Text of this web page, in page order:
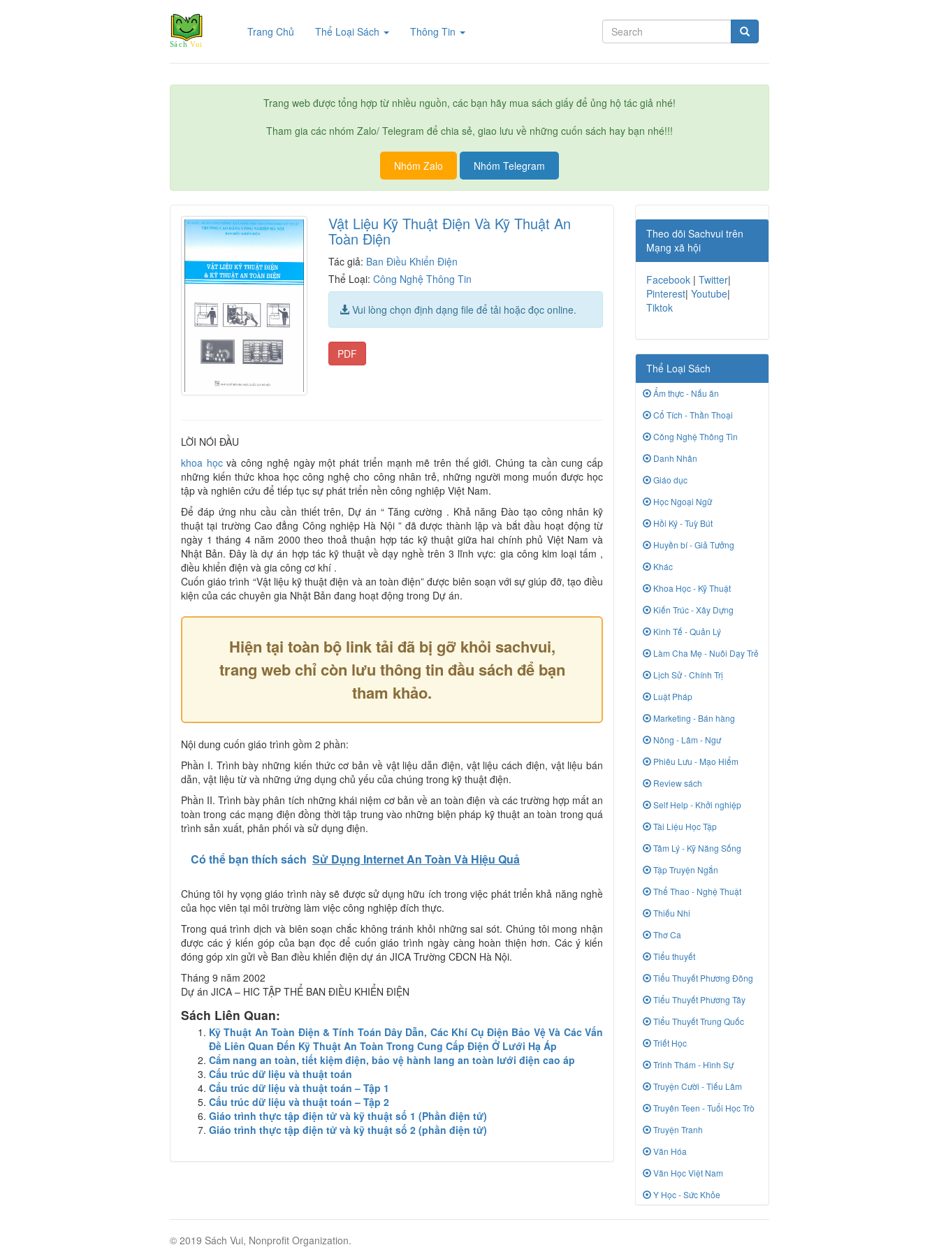
Trang Chủ (current)Thể Loại Sách Thông Tin
Trang web được tổng hợp từ nhiều nguồn, các bạn hãy mua sách giấy để ủng hộ tác giả nhé!
Tham gia các nhóm Zalo/ Telegram để chia sẻ, giao lưu về những cuốn sách hay bạn nhé!!!
Nhóm Zalo Nhóm Telegram
Vật Liệu Kỹ Thuật Điện Và Kỹ Thuật An
Toàn Điện
Tác giả: Ban Điều Khiển Điện
Thể Loại:Công Nghệ Thông Tin
Vui lòng chọn định dạng file để tải hoặc đọc online.
PDF
LỜI NÓI ĐẦU
khoa họcvà công nghệ ngày một phát triển mạnh mẽ trên thế giới. Chúng ta cần cung cấp
những kiến thức khoa học công nghệ cho công nhân trẻ, những người mong muốn được học
tập và nghiên cứu để tiếp tục sự phát triển nền công nghiệp Việt Nam.
Để đáp ứng nhu cầu cần thiết trên, Dự án “ Tăng cường . Khả năng Đào tạo công nhân kỹ
thuật tại trường Cao đẳng Công nghiệp Hà Nội ” đã được thành lập và bắt đầu hoạt động từ
ngày 1 tháng 4 năm 2000 theo thoả thuận hợp tác kỹ thuật giữa hai chính phủ Việt Nam và
Nhật Bản. Đây là dự án hợp tác kỹ thuật về dạy nghề trên 3 lĩnh vực: gia công kim loại tấm ,
điều khiển điện và gia công cơ khí .
Cuốn giáo trình “Vật liệu kỹ thuật điện và an toàn điện” được biên soạn với sự giúp đỡ, tạo điều
kiện của các chuyên gia Nhật Bản đang hoạt động trong Dự án.
Hiện tại toàn bộ link tải đã bị gỡ khỏi sachvui,
trang web chỉ còn lưu thông tin đầu sách để bạn
tham khảo.
Nội dung cuốn giáo trình gồm 2 phần:
Phần I. Trình bày những kiến thức cơ bản về vật liệu dẫn điện, vật liệu cách điện, vật liệu bán
dẫn, vật liệu từ và những ứng dụng chủ yếu của chúng trong kỹ thuật điện.
Phần II. Trình bày phân tích những khái niệm cơ bản về an toàn điện và các trường hợp mất an
toàn trong các mạng điện đồng thời tập trung vào những biện pháp kỹ thuật an toàn trong quá
trình sản xuất, phân phối và sử dụng điện.
Có thể bạn thích sách Sử Dụng Internet An Toàn Và Hiệu Quả
Chúng tôi hy vọng giáo trình này sẽ được sử dụng hữu ích trong việc phát triển khả năng nghề
của học viên tại môi trường làm việc công nghiệp đích thực.
Trong quá trình dịch và biên soạn chắc không tránh khỏi những sai sót. Chúng tôi mong nhận
được các ý kiến góp của bạn đọc để cuốn giáo trình ngày càng hoàn thiện hơn. Các ý kiến
đóng góp xin gửi về Ban điều khiển điện dự án JICA Trường CĐCN Hà Nội.
Tháng 9 năm 2002
Dự án JICA – HIC TẬP THỂ BAN ĐIỀU KHIỂN ĐIỆN
Sách Liên Quan:
Kỹ Thuật An Toàn Điện & Tính Toán Dây Dẫn, Các Khí Cụ Điện Bảo Vệ Và Các Vấn
Đề Liên Quan Đến Kỹ Thuật An Toàn Trong Cung Cấp Điện Ở Lưới Hạ Áp
Cẩm nang an toàn, tiết kiệm điện, bảo vệ hành lang an toàn lưới điện cao áp
Cấu trúc dữ liệu và thuật toán
Cấu trúc dữ liệu và thuật toán – Tập 1
Cấu trúc dữ liệu và thuật toán – Tập 2
Giáo trình thực tập điện tử và kỹ thuật số 1 (Phần điện tử)
Giáo trình thực tập điện tử và kỹ thuật số 2 (phần điện tử)
Theo dõi Sachvui trên
Mạng xã hội
Facebook | Twitter|
Pinterest| Youtube|
Tiktok
Thể Loại Sách
Ẩm thực - Nấu ăn
Cổ Tích - Thần Thoại
Công Nghệ Thông Tin
Danh Nhân
Giáo dục
Học Ngoại Ngữ
Hồi Ký - Tuỳ Bút
Huyền bí - Giả Tưởng
Khác
Khoa Học - Kỹ Thuật
Kiến Trúc - Xây Dựng
Kinh Tế - Quản Lý
Làm Cha Mẹ - Nuôi Dạy Trẻ
Lịch Sử - Chính Trị
Luật Pháp
Marketing - Bán hàng
Nông - Lâm - Ngư
Phiêu Lưu - Mạo Hiểm
Review sách
Self Help - Khởi nghiệp
Tài Liệu Học Tập
Tâm Lý - Kỹ Năng Sống
Tập Truyện Ngắn
Thể Thao - Nghệ Thuật
Thiếu Nhi
Thơ Ca
Tiểu thuyết
Tiểu Thuyết Phương Đông
Tiểu Thuyết Phương Tây
Tiểu Thuyết Trung Quốc
Triết Học
Trinh Thám - Hình Sự
Truyện Cười - Tiếu Lâm
Truyên Teen - Tuổi Học Trò
Truyện Tranh
Văn Hóa
Văn Học Việt Nam
Y Học - Sức Khỏe
© 2019 Sách Vui, Nonprofit Organization.